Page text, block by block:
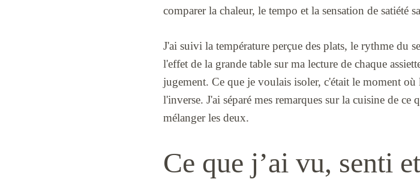
comparer la chaleur, le tempo et la sensation de satiété
J'ai suivi la température perçue des plats, le rythme du
l'effet de la grande table sur ma lecture de chaque
jugement. Ce que je voulais isoler, c'était le moment
l'inverse. J'ai séparé mes remarques sur la cuisine de ce
mélanger les deux.
Ce que j’ai vu, senti